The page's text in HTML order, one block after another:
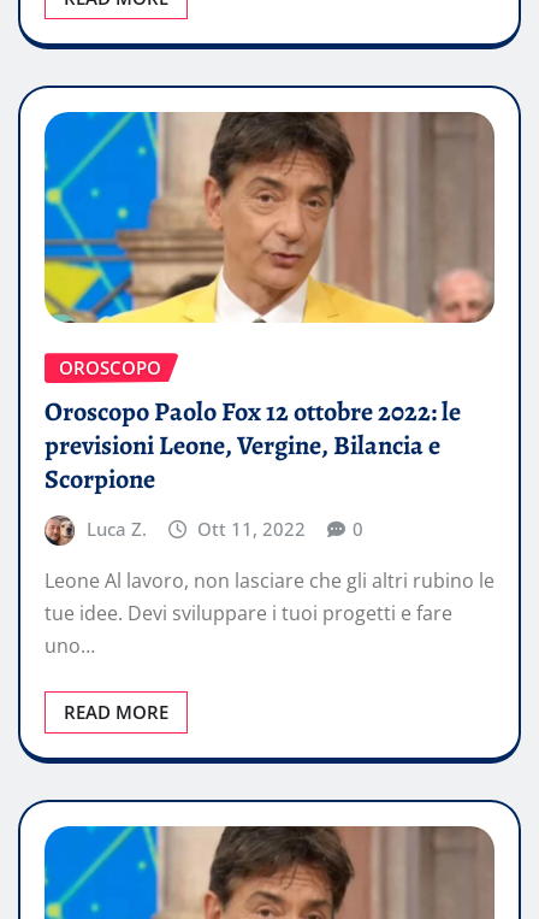
OROSCOPO
Oroscopo Paolo Fox 12 ottobre 2022: le
previsioni Leone, Vergine, Bilancia e
Scorpione
Luca Z. Ott 11, 2022 0
Leone Al lavoro, non lasciare che gli altri rubino le
tue idee. Devi sviluppare i tuoi progetti e fare
uno…
READ MORE